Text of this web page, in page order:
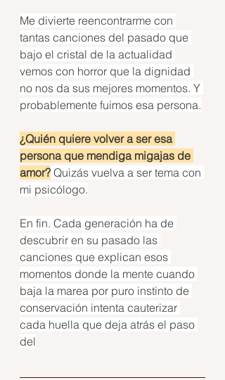
Me divierte reencontrarme con
tantas canciones del pasado que
bajo el cristal de la actualidad
vemos con horror que la dignidad
no nos da sus mejores momentos. Y
probablemente fuimos esa persona.
¿Quién quiere volver a ser esa
persona que mendiga migajas de
amor? Quizás vuelva a ser tema con
mi psicólogo.
En fin. Cada generación ha de
descubrir en su pasado las
canciones que explican esos
momentos donde la mente cuando
baja la marea por puro instinto de
conservación intenta cauterizar
cada huella que deja atrás el paso
del